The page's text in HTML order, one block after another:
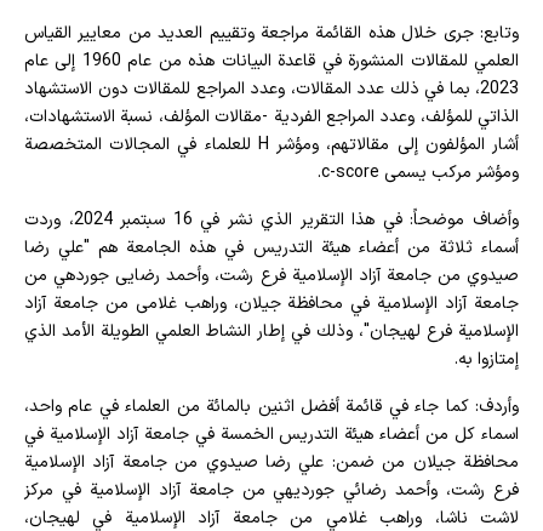
وتابع: جرى خلال هذه القائمة مراجعة وتقييم العديد من معايير القياس
العلمي للمقالات المنشورة في قاعدة البيانات هذه من عام 1960 إلى عام
2023، بما في ذلك عدد المقالات، وعدد المراجع للمقالات دون الاستشهاد
الذاتي للمؤلف، وعدد المراجع الفردية -مقالات المؤلف، نسبة الاستشهادات،
أشار المؤلفون إلى مقالاتهم، ومؤشر H للعلماء في المجالات المتخصصة
ومؤشر مركب يسمى c-score.
وأضاف موضحاً: في هذا التقرير الذي نشر في 16 سبتمبر 2024، وردت
أسماء ثلاثة من أعضاء هيئة التدريس في هذه الجامعة هم "علي رضا
صيدوي من جامعة آزاد الإسلامية فرع رشت، وأحمد رضایی جوردهي من
جامعة آزاد الإسلامية في محافظة جيلان، وراهب غلامی من جامعة آزاد
الإسلامية فرع لهيجان"، وذلك في إطار النشاط العلمي الطويلة الأمد الذي
إمتازوا به.
وأردف: كما جاء في قائمة أفضل اثنين بالمائة من العلماء في عام واحد،
اسماء كل من أعضاء هيئة التدريس الخمسة في جامعة آزاد الإسلامية في
محافظة جيلان من ضمن: علي رضا صيدوي من جامعة آزاد الإسلامية
فرع رشت، وأحمد رضائي جورديهي من جامعة آزاد الإسلامية في مركز
لاشت ناشا، وراهب غلامي من جامعة آزاد الإسلامية في لهيجان،